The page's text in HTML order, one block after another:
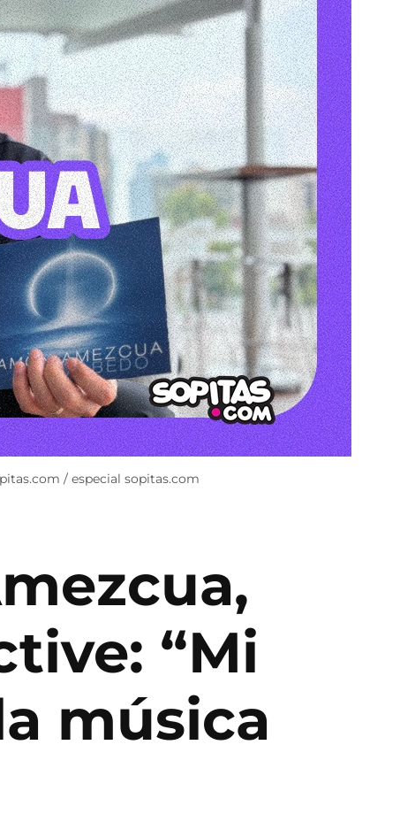
/ especial sopitas.com
“Mi
música